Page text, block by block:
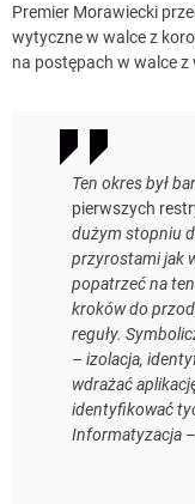
Premier Morawiecki
wytyczne w walce z
na postępach w walce z
Ten okres był
pierwszych
dużym stopniu
przyrostami jak
popatrzeć na
kroków do
reguły.
– izolacja,
wdrażać
identyfikować
Informatyzacja